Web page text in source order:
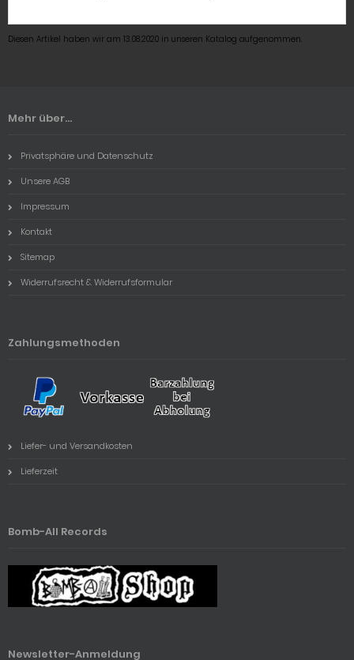
Diesen Artikel haben wir am 13.08.2020 in unseren Katalog aufgenommen.
Mehr über...
Privatsphäre und Datenschutz
Unsere AGB
Impressum
Kontakt
Sitemap
Widerrufsrecht & Widerrufsformular
Zahlungsmethoden
Liefer- und Versandkosten
Lieferzeit
Bomb-All Records
Newsletter-Anmeldung